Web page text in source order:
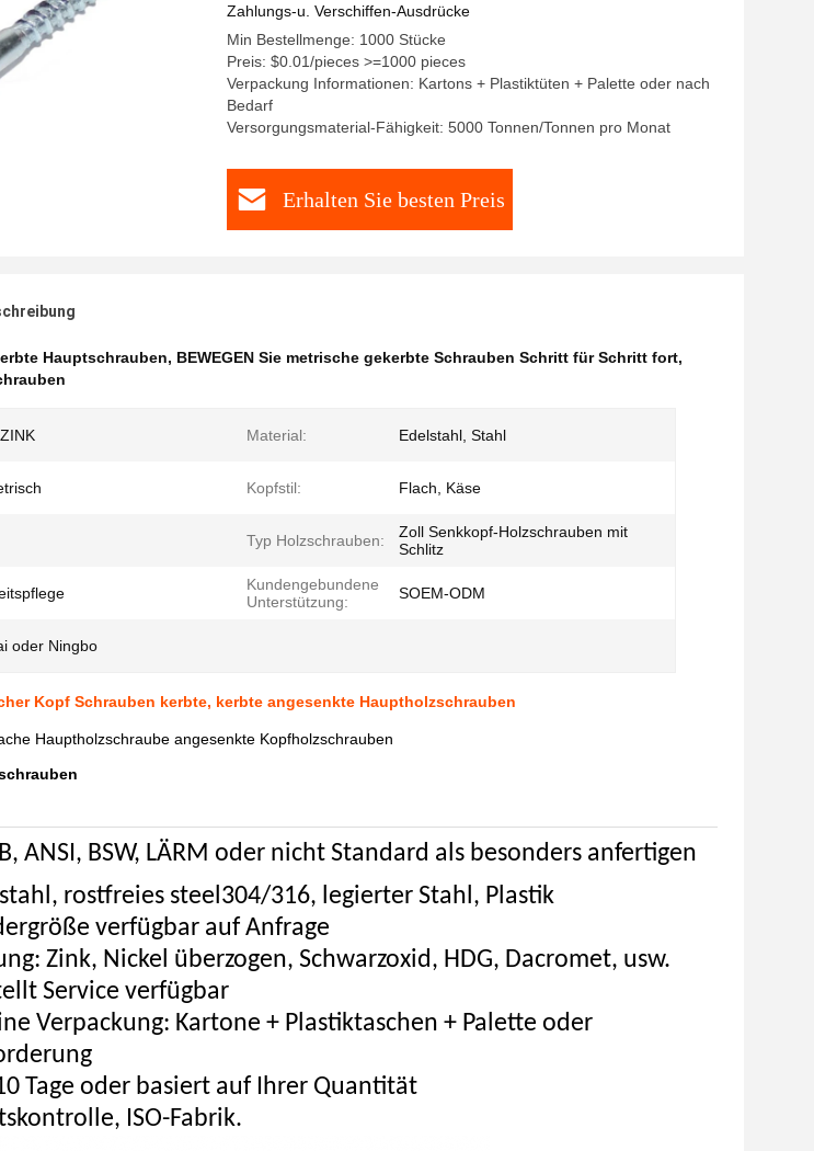
Zahlungs-u. Verschiffen-Ausdrücke
Min Bestellmenge: 1000 Stücke
Preis: $0.01/pieces >=1000 pieces
Verpackung Informationen: Kartons + Plastiktüten + Palette oder nach
Bedarf
Versorgungsmaterial-Fähigkeit: 5000 Tonnen/Tonnen pro Monat
Erhalten Sie besten Preis
Hauptschrauben, BEWEGEN Sie metrische gekerbte Schrauben Schritt für Schritt fort,
Material: Edelstahl, Stahl
Kopfstil: Flach, Käse
Typ Holzschrauben:
Zoll Senkkopf-Holzschrauben mit
Schlitz
Kundengebundene
Unterstützung:
SOEM-ODM
oder Ningbo
Kopf Schrauben kerbte, kerbte angesenkte Hauptholzschrauben
Hauptholzschraube angesenkte Kopfholzschrauben
ANSI, BSW, LÄRM oder nicht Standard als besonders anfertigen
rostfreies steel304/316, legierter Stahl, Plastik
verfügbar auf Anfrage
Zink, Nickel überzogen, Schwarzoxid, HDG, Dacromet, usw.
Service verfügbar
Verpackung: Kartone + Plastiktaschen + Palette oder
Tage oder basiert auf Ihrer Quantität
ISO-Fabrik.